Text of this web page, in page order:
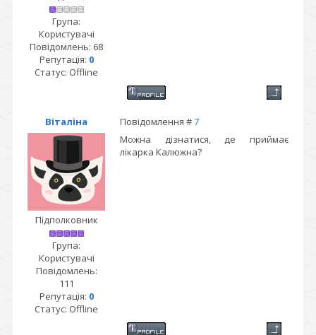
Група:
Користувачі
Повідомлень: 68
Репутація: 0
Статус: Offline
Віталіна Повідомлення #7
Підполковник
Група:
Користувачі
Повідомлень:
111
Репутація: 0
Статус: Offline
Можна дізнатися, де приймає
лікарка Калюжна?